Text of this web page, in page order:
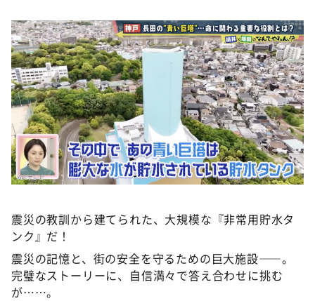
震災の教訓から建てられた、大規模な『非常用貯水タ
ンク』だ！
震災の記憶と、街の安全を守るための巨大施設——。
完璧なストーリーに、自信満々で答え合わせに挑む
が……。